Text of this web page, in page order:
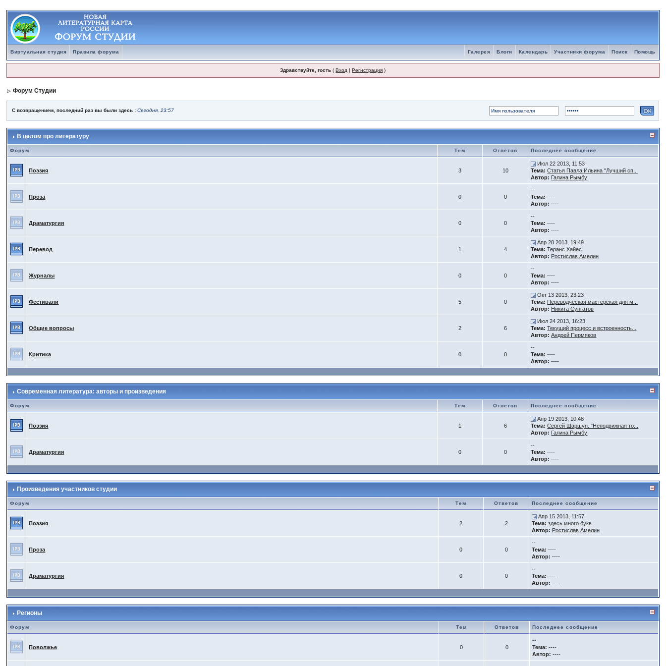
Виртуальная студия Правила форума Помощь
Поиск
Участники форума
Календарь
Блоги
Галерея
Здравствуйте, гость (Вход |Регистрация )
Форум Студии
С возвращением, последний раз вы были здесь :Сегодня, 23:57
В целом про литературу
Форум Тем Ответов Последнее сообщение
Поэзия 3 10
Июл 22 2013, 11:53
Тема: Статья Павла Ильина "Лучший сп...
Автор: Галина Рымбу
Проза 0 0
--
Тема: ----
Автор: ----
Драматургия 0 0
--
Тема: ----
Автор: ----
Перевод 1 4
Апр 28 2013, 19:49
Тема: Теранс Хайес
Автор: Ростислав Амелин
Журналы 0 0
--
Тема: ----
Автор: ----
Фестивали 5 0
Окт 13 2013, 23:23
Тема: Переводческая мастерская для м...
Автор: Никита Сунгатов
Общие вопросы 2 6
Июл 24 2013, 16:23
Тема: Текущий процесс и встроенность...
Автор: Андрей Пермяков
Критика 0 0
--
Тема: ----
Автор: ----
Современная литература: авторы и произведения
Форум Тем Ответов Последнее сообщение
Поэзия 1 6
Апр 19 2013, 10:48
Тема: Сергей Шаршун. "Неподвижная то...
Автор: Галина Рымбу
Драматургия 0 0
--
Тема: ----
Автор: ----
Произведения участников студии
Форум Тем Ответов Последнее сообщение
Поэзия 2 2
Апр 15 2013, 11:57
Тема: здесь много букв
Автор: Ростислав Амелин
Проза 0 0
--
Тема: ----
Автор: ----
Драматургия 0 0
--
Тема: ----
Автор: ----
Регионы
Форум Тем Ответов Последнее сообщение
Поволжье 0 0
--
Тема: ----
Автор: ----